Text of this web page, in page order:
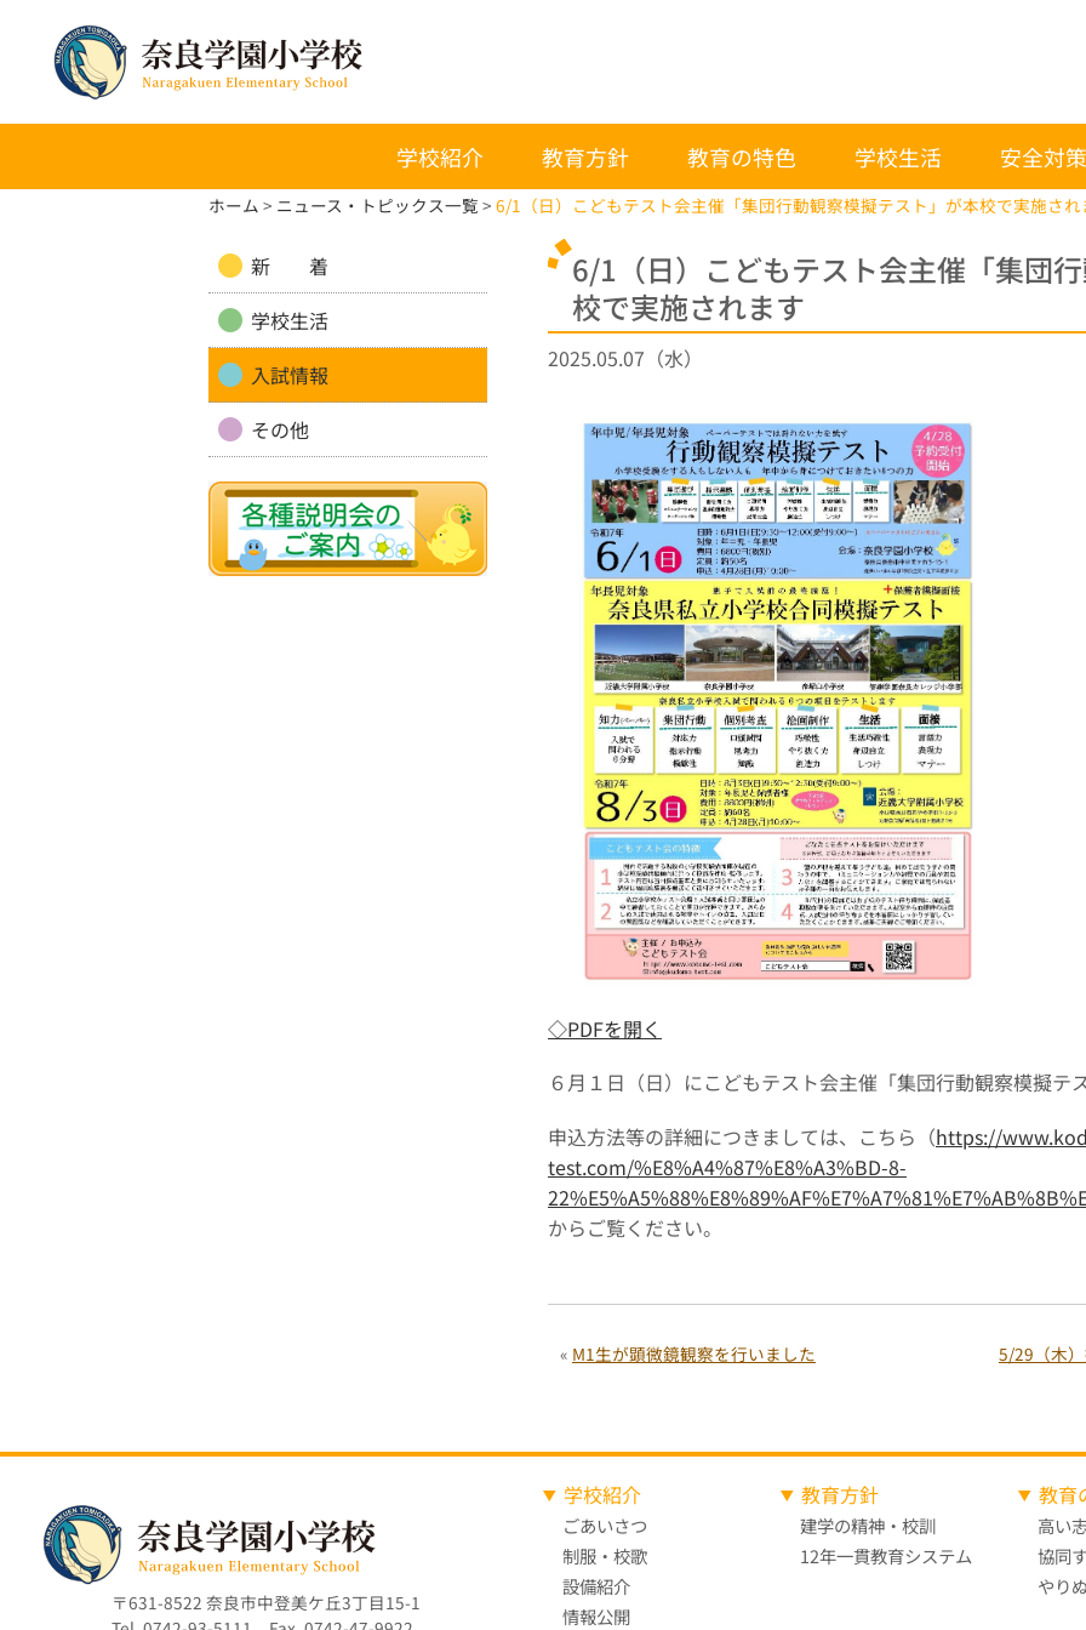
学校紹介 教育方針 教育の特色 学校生活 安全対策
ホーム ニュース・トピックス一覧 6/1（日）こどもテスト会主催「集団行動観察模擬テスト」が本校で実施され
新 着
学校生活
入試情報
その他
6/1（日）こどもテスト会主催「集団
校で実施されます
2025.05.07（水）
◇PDFを開く
６月１日（日）にこどもテスト会主催「集団行動観察模擬テ
申込方法等の詳細につきましては、こちら（https://
test.com/%E8%A4%87%E8%A3%BD-8-
からご覧ください。
« M1生が顕微鏡観察を行いました 5/29（木
〒631-8522 奈良市中登美ケ丘3丁目15-1
学校紹介
ごあいさつ
制服・校歌
設備紹介
情報公開
教育方針
建学の精神・校訓
12年一貫教育システム
教育
高い
協同
やり